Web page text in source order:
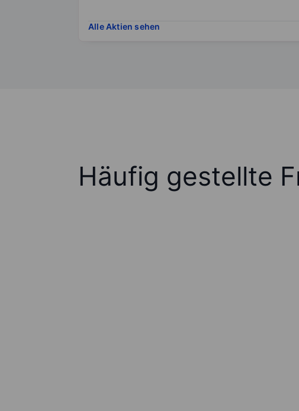
Alle Aktien sehen
Häufig gestellte